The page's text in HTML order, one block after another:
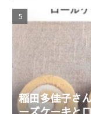
稲田多佳子さ